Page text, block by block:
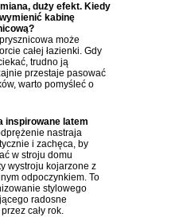
duży efekt. Kiedy
kabinę
może
całej łazienki. Gdy
trudno ją
przestaje pasować
warto pomyśleć o
inspirowane latem
nastraja
i zachęca, by
w stroju domu
wystroju kojarzone z
odpoczynkiem. To
stylowego
radosne
cały rok.